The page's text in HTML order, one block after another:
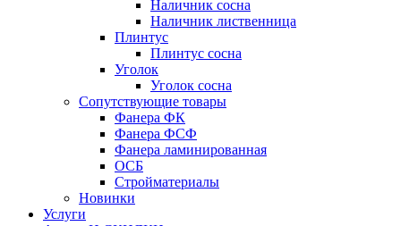
Наличник сосна
Наличник лиственница
Плинтус
Плинтус сосна
Уголок
Уголок сосна
Сопутствующие товары
Фанера ФК
Фанера ФСФ
Фанера ламинированная
ОСБ
Стройматериалы
Новинки
Услуги